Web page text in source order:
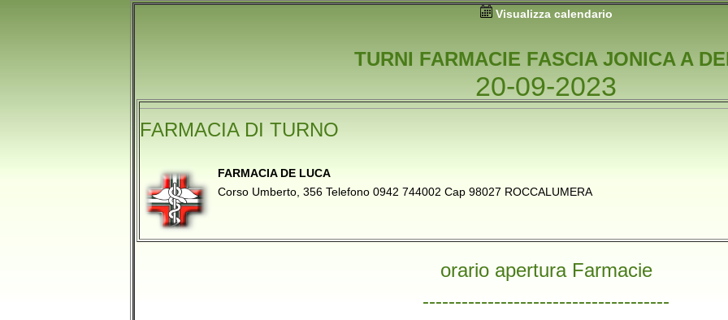
Visualizza calendario
TURNI FARMACIE FASCIA JONICA A
20-09-2023
FARMACIA DI TURNO
FARMACIA DE LUCA
Corso Umberto, 356 Telefono 0942 744002 Cap 98027 ROCCALUMERA
orario apertura Farmacie
--------------------------------------